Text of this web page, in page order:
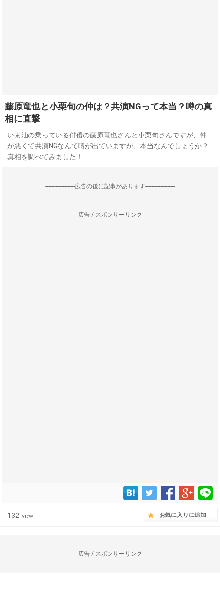
藤原竜也と小栗旬の仲は？共演NGって本当？噂の真
相に直撃
いま油の乗っている俳優の藤原竜也さんと小栗旬さんですが、仲
が悪くて共演NGなんて噂が出ていますが、本当なんでしょうか？
真相を調べてみました！
--------------------広告の後に記事があります--------------------
広告 / スポンサーリンク
------------------------------------------------------------------
132 view お気に入りに追加
広告 / スポンサーリンク